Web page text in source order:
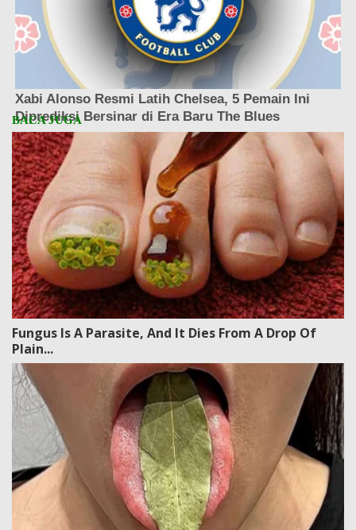
Fungus Is A Parasite, And It Dies From A Drop Of
Plain...